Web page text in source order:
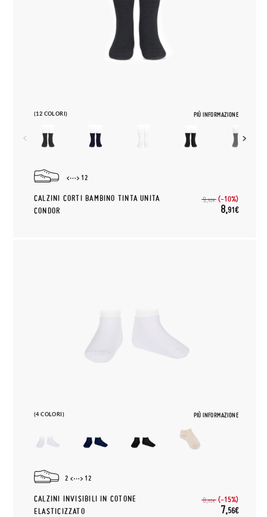
(12 COLORI) PIÙ INFORMAZIONE
12
CALZINI CORTI BAMBINO TINTA UNITA
CONDOR
9,90€ (-10%)
8,91€
(4 COLORI) PIÙ INFORMAZIONE
2 12
CALZINI INVISIBILI IN COTONE
ELASTICIZZATO
8,90€ (-15%)
7,56€